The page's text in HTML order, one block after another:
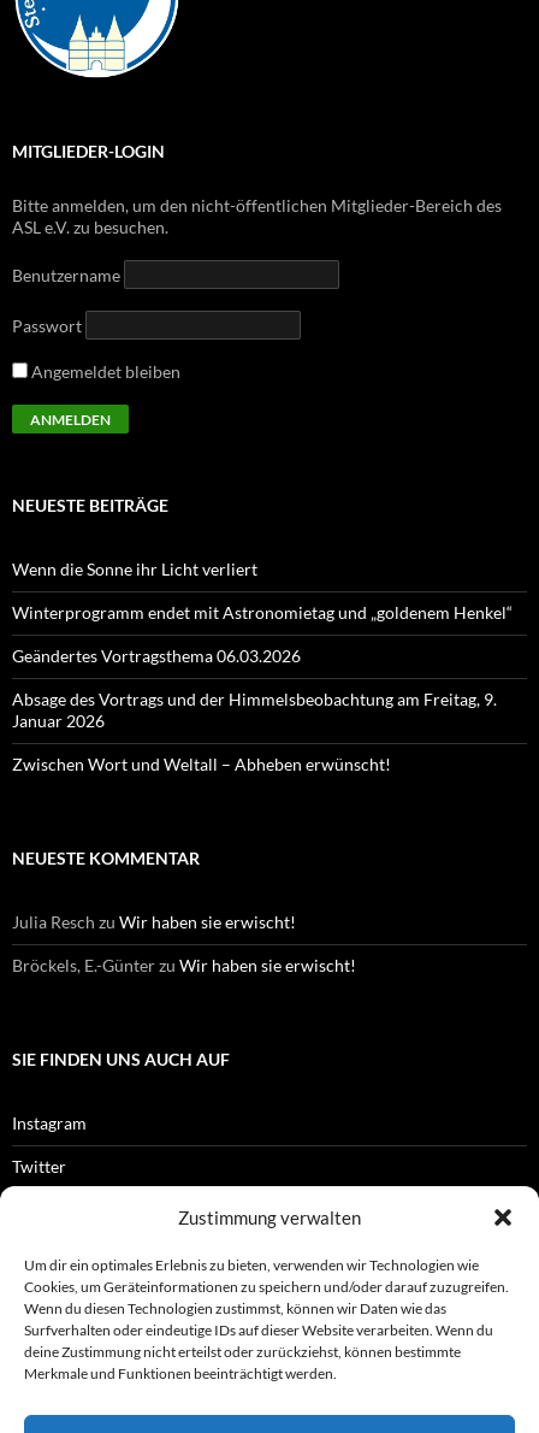
Zustimmung verwalten
Um dir ein optimales Erlebnis zu bieten, verwenden wir Technologien wie
Cookies, um Geräteinformationen zu speichern und/oder darauf zuzugreifen.
Wenn du diesen Technologien zustimmst, können wir Daten wie das
Surfverhalten oder eindeutige IDs auf dieser Website verarbeiten. Wenn du
deine Zustimmung nicht erteilst oder zurückziehst, können bestimmte
Merkmale und Funktionen beeinträchtigt werden.
MITGLIEDER-LOGIN
Bitte anmelden, um den nicht-öffentlichen Mitglieder-Bereich des
ASL e.V. zu besuchen.
Benutzername
Passwort
Angemeldet bleiben
NEUESTE BEITRÄGE
Wenn die Sonne ihr Licht verliert
Winterprogramm endet mit Astronomietag und „goldenem Henkel“
Geändertes Vortragsthema 06.03.2026
Absage des Vortrags und der Himmelsbeobachtung am Freitag, 9.
Januar 2026
Zwischen Wort und Weltall – Abheben erwünscht!
NEUESTE KOMMENTAR
Julia Resch zu Wir haben sie erwischt!
Bröckels, E.-Günterzu Wir haben sie erwischt!
SIE FINDEN UNS AUCH AUF
Instagram
Twitter
OFFIZIELLES
Impressum